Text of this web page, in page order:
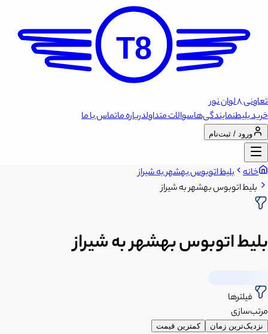
T8
تعاونی 8 لوان نور
خرید بلیطنمایندگی‌هاسوالات متداولدرباره ماتماس با ما
ورود / ثبت‌نام
خانه بلیط اتوبوس بهشهر به شیراز
بلیط اتوبوس بهشهر به شیراز
بلیط اتوبوس بهشهر به شیراز
فیلترها
مرتب‌سازی
نزدیک‌ترین زمان کمترین قیمت